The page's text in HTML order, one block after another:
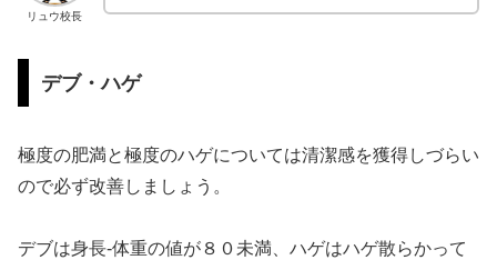
リュウ校長
デブ・ハゲ
極度の肥満と極度のハゲについては清潔感を獲得しづらい
ので必ず改善しましょう。
デブは身長-体重の値が８０未満、ハゲはハゲ散らかって